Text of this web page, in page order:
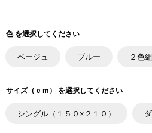
色 を選択してください
ベージュ ブルー ２色
サイズ（ｃｍ） を選択してください
シングル（１５０×２１０）